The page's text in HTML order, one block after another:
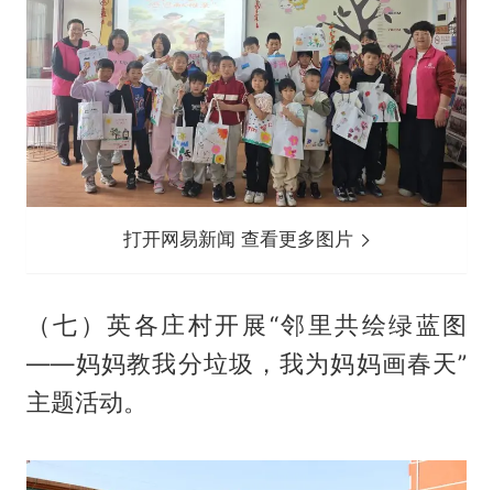
打开网易新闻 查看更多图片
（七）英各庄村开展“邻里共绘绿蓝图
——妈妈教我分垃圾，我为妈妈画春天”
主题活动。